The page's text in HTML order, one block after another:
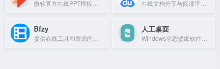
Bfzy 人工桌面